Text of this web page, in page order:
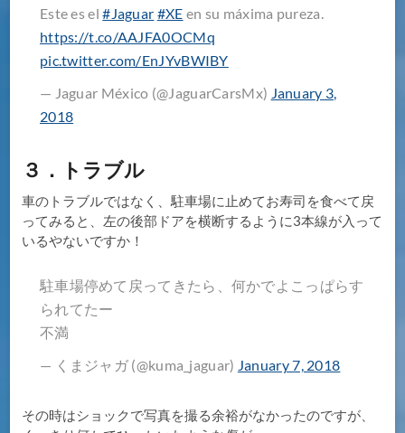
Este es el#Jaguar #XE en su máxima pureza.
https://t.co/AAJFA0OCMq
pic.twitter.com/EnJYvBWIBY
— Jaguar México (@JaguarCarsMx) January 3,
2018
３．トラブル
車のトラブルではなく、駐車場に止めてお寿司を食べて戻
ってみると、左の後部ドアを横断するように3本線が入って
いるやないですか！
駐車場停めて戻ってきたら、何かでよこっぱらす
られてたー
不満
— くまジャガ (@kuma_jaguar) January 7, 2018
その時はショックで写真を撮る余裕がなかったのですが、